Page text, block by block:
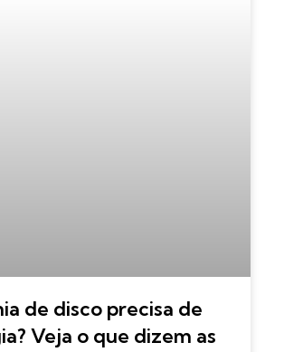
de disco precisa de
Veja o que dizem as